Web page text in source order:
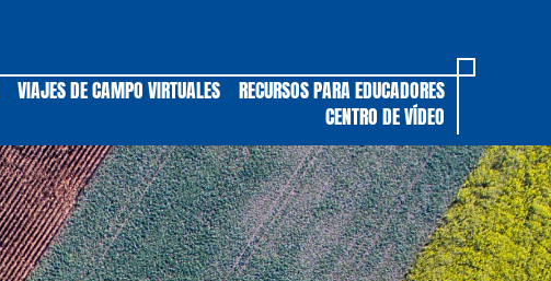
VIAJES DE CAMPO VIRTUALES RECURSOS PARA EDUCADORES
CENTRO DE VÍDEO